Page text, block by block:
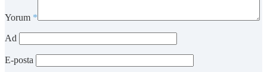
Yorum *
Ad
E-posta